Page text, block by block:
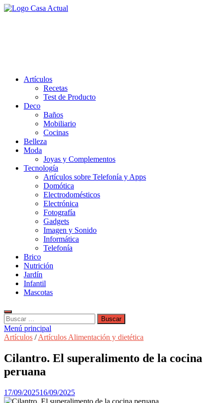
Saltar
Artículos
Recetas
Test de Producto
Deco
Baños
Mobiliario
Cocinas
Belleza
Moda
Joyas y Complementos
Tecnología
Artículos sobre Telefonía y Apps
Domótica
Electrodomésticos
Electrónica
Fotografía
Gadgets
Imagen y Sonido
Informática
Telefonía
Brico
Nutrición
Jardín
Infantil
Mascotas
Buscar:
Menú principal
Artículos /Artículos Alimentación y dietética
Cilantro. El superalimento de la cocina
peruana
17/09/202516/09/2025